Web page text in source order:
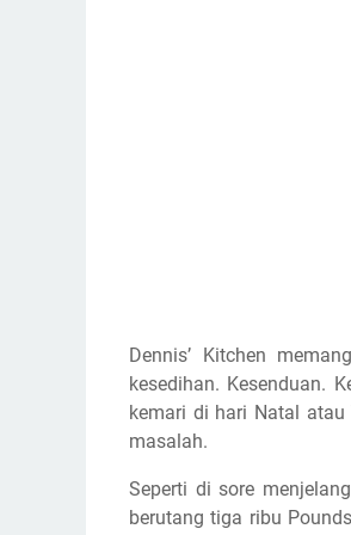
Dennis’ Kitchen
kesedihan. Kesenduan.
kemari di hari Natal
masalah.
Seperti di sore
berutang tiga ribu